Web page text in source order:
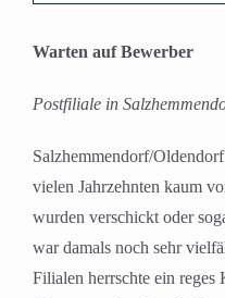
grösseres
Warten auf Bewerber
Postfiliale in
Salzhemmendorf/
vielen Jahrzehnten kaum
wurden verschickt oder
war damals noch sehr
Filialen herrschte ein